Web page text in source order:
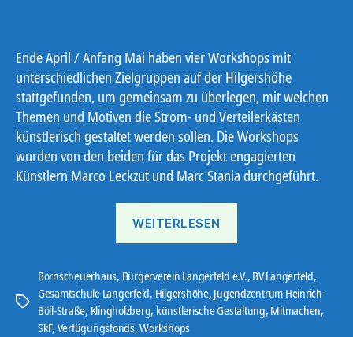
Ende April / Anfang Mai haben vier Workshops mit
unterschiedlichen Zielgruppen auf der Hilgershöhe
stattgefunden, um gemeinsam zu überlegen, mit welchen
Themen und Motiven die Strom- und Verteilerkästen
künstlerisch gestaltet werden sollen. Die Workshops
wurden von den beiden für das Projekt engagierten
Künstlern Marco Leckzut und Marc Stania durchgeführt.
WEITERLESEN
Schlagwörter
Bornscheuerhaus, Bürgerverein Langerfeld e.V., BV Langerfeld,
Gesamtschule Langerfeld, Hilgershöhe, Jugendzentrum Heinrich-
Böll-Straße, Klingholzberg, künstlerische Gestaltung, Mitmachen,
SkF, Verfügungsfonds,Workshops